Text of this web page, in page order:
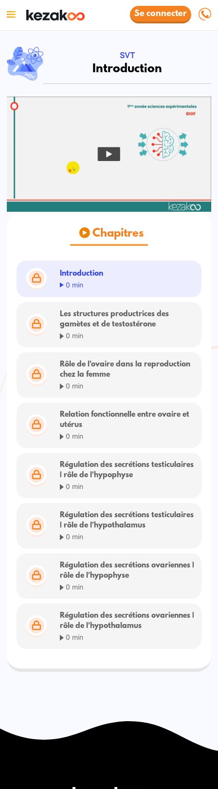
Se connecter
SVT
Introduction
Chapitres
Introduction
0 min
Les structures productrices des
gamètes et de testostérone
0 min
Rôle de l'ovaire dans la reproduction
chez la femme
0 min
Relation fonctionnelle entre ovaire et
utérus
0 min
Régulation des secrétions testiculaires
| rôle de l'hypophyse
0 min
Régulation des secrétions testiculaires
| rôle de l'hypothalamus
0 min
Régulation des secrétions ovariennes |
rôle de l'hypophyse
0 min
Régulation des secrétions ovariennes |
rôle de l'hypothalamus
0 min